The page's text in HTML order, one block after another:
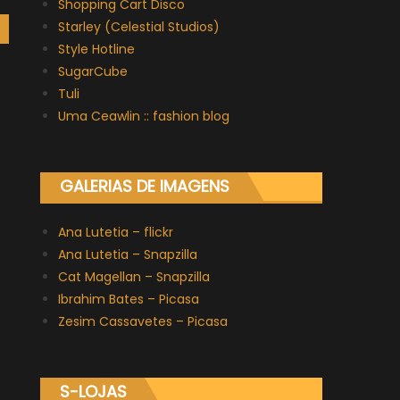
Shopping Cart Disco
Starley (Celestial Studios)
Style Hotline
SugarCube
Tuli
Uma Ceawlin :: fashion blog
GALERIAS DE IMAGENS
Ana Lutetia – flickr
Ana Lutetia – Snapzilla
Cat Magellan – Snapzilla
Ibrahim Bates – Picasa
Zesim Cassavetes – Picasa
S-LOJAS